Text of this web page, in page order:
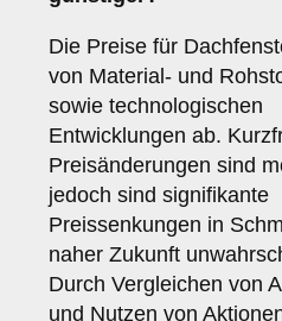
Die Preise für
von Material- und
sowie technologischen
Entwicklungen ab.
Preisänderungen sind
jedoch sind signifikante
Preissenkungen in
naher Zukunft
Durch Vergleichen von
und Nutzen von